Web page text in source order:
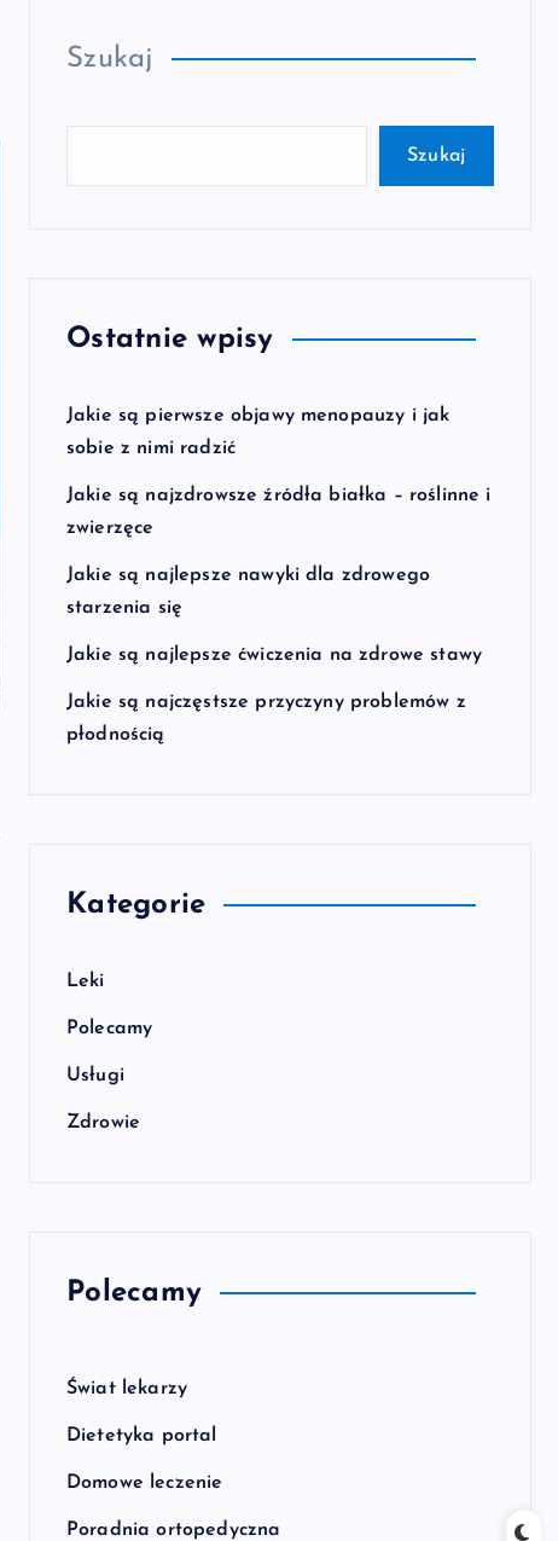
Szukaj
Szukaj
Ostatnie wpisy
Jakie są pierwsze objawy menopauzy i jak
sobie z nimi radzić
Jakie są najzdrowsze źródła białka – roślinne i
zwierzęce
Jakie są najlepsze nawyki dla zdrowego
starzenia się
Jakie są najlepsze ćwiczenia na zdrowe stawy
Jakie są najczęstsze przyczyny problemów z
płodnością
Kategorie
Leki
Polecamy
Usługi
Zdrowie
Polecamy
Świat lekarzy
Dietetyka portal
Domowe leczenie
Poradnia ortopedyczna